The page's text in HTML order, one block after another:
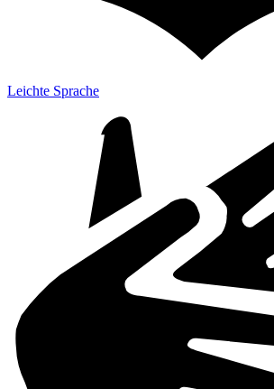
Leichte Sprache